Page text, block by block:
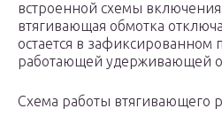
встроенной схемы включения
втягивающая обмотка
остается в
работающей удерживающей
Схема работы втягивающего